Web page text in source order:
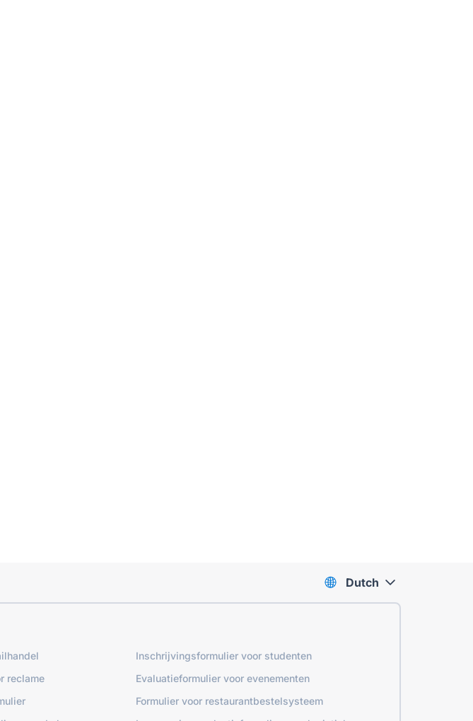
Inschrijvingsformulier voor studenten
reclame
Evaluatieformulier voor evenementen
Formulier voor restaurantbestelsysteem
Dutch